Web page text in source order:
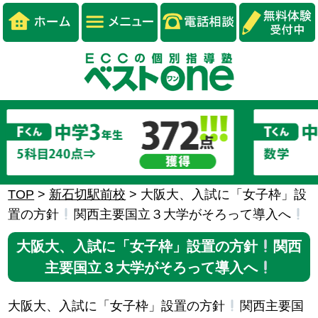
TOP > 新石切駅前校 > 大阪大、入試に「女子枠」設
置の方針
関西主要国立３大学がそろって導入へ
大阪大、入試に「女子枠」設置の方針
関西
主要国立３大学がそろって導入へ
大阪大、入試に「女子枠」設置の方針
関西主要国